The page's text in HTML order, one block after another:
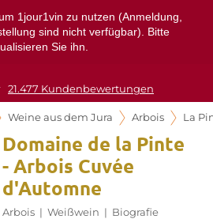
1jour1vin zu nutzen (Anmeldung,
sind nicht verfügbar). Bitte
Sie ihn.
21.477 Kundenbewertungen
Weine aus dem Jura Arbois La
Domaine de la Pinte
- Arbois Cuvée
d'Automne
Arbois | Weißwein | Biografie